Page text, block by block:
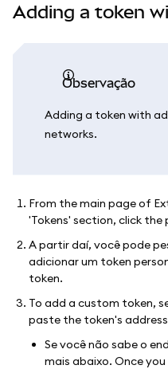
Adding a token
observação
Adding a token with
networks.
From the main page of
'Tokens' section, click the
A partir daí, você pode
adicionar um token
token.
To add a custom token,
paste the token's
Se você não sabe o
mais abaixo. Once